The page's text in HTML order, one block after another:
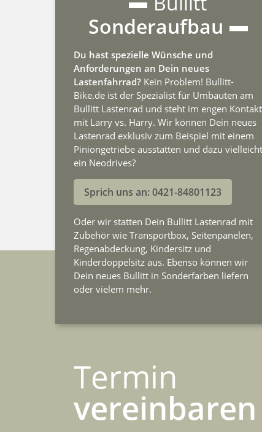
Sonderaufbau
Du hast spezielle Wünsche und
Anforderungen an Dein neues
Lastenfahrrad? Kein Problem! Bullitt-
Bike.de ist der Spezialist für Umbauten am
Bullitt Lastenrad und steht im engen Kontakt
mit Larry vs. Harry. Wir können Dein neues
Lastenrad exklusiv zum Beispiel mit einem
Piniongetriebe ausstatten und dazu vielleicht
ein Neodrives?
Sprich uns an: 0421-84801123
Oder wir statten Dein Bullitt Lastenrad mit
Zubehör wie Transportbox, Seitenpanelen,
Regenabdeckung, Kindersitz und
Kinderdoppelsitz aus. Ebenso können wir
Dein neues Bullitt in Sonderfarben liefern
oder vielem mehr.
Termin
vereinbaren